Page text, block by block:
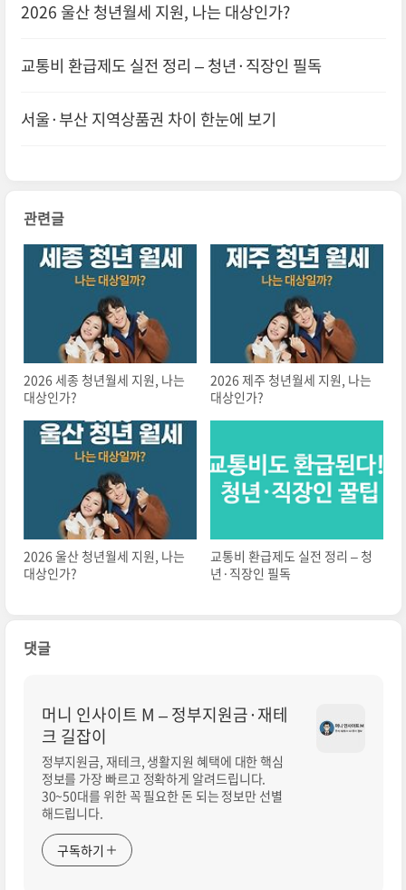
2026 울산 청년월세 지원, 나는 대상인가?
교통비 환급제도 실전 정리 – 청년·직장인 필독
서울·부산 지역상품권 차이 한눈에 보기
관련글
2026 세종 청년월세 지원, 나는
대상인가?
2026 제주 청년월세 지원, 나는
대상인가?
2026 울산 청년월세 지원, 나는
대상인가?
교통비 환급제도 실전 정리 – 청
년·직장인 필독
댓글
머니 인사이트 M – 정부지원금·재테
크 길잡이
정부지원금, 재테크, 생활지원 혜택에 대한 핵심
정보를 가장 빠르고 정확하게 알려드립니다.
30~50대를 위한 꼭 필요한 돈 되는 정보만 선별
해드립니다.
구독하기